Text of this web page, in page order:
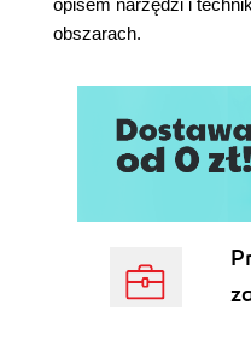
Czym jest eksploit?
Ataki na urządzenia
Ataki na inne
Baza eksploitów
Metasploit
Pierwsze kroki
Praca z
Eksploracja
Armitage
obszarach.